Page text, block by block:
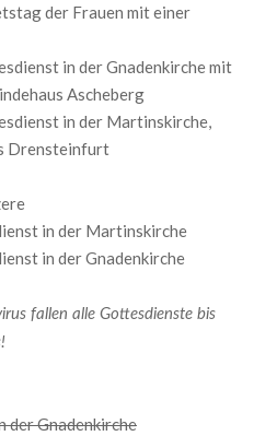
der Frauen mit einer
in der Gnadenkirche mit
Ascheberg
in der Martinskirche,
Drensteinfurt
in der Martinskirche
in der Gnadenkirche
fallen alle Gottesdienste bis
der Gnadenkirche